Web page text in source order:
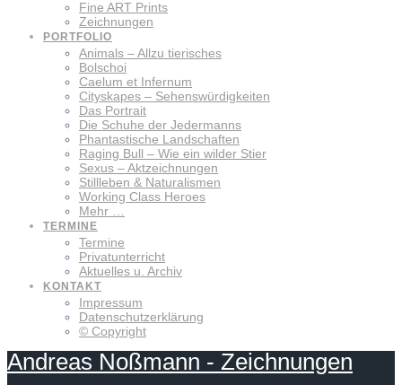
Fine ART Prints
Zeichnungen
PORTFOLIO
Animals – Allzu tierisches
Bolschoi
Caelum et Infernum
Cityskapes – Sehenswürdigkeiten
Das Portrait
Die Schuhe der Jedermanns
Phantastische Landschaften
Raging Bull – Wie ein wilder Stier
Sexus – Aktzeichnungen
Stillleben & Naturalismen
Working Class Heroes
Mehr …
TERMINE
Termine
Privatunterricht
Aktuelles u. Archiv
KONTAKT
Impressum
Datenschutzerklärung
© Copyright
Andreas Noßmann - Zeichnungen